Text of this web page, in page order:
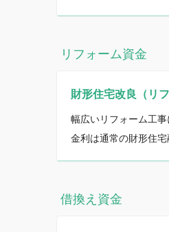
リフォーム資金
財形住宅改良（リ
幅広いリフォーム工
金利は通常の財形住宅
借換え資金